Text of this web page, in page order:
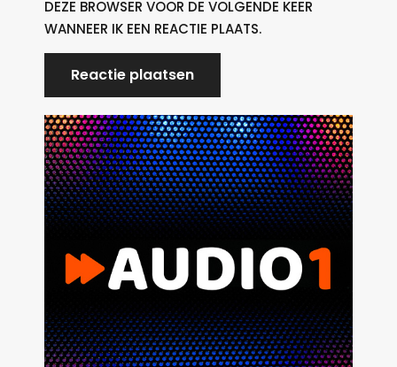
DEZE BROWSER VOOR DE VOLGENDE KEER
WANNEER IK EEN REACTIE PLAATS.